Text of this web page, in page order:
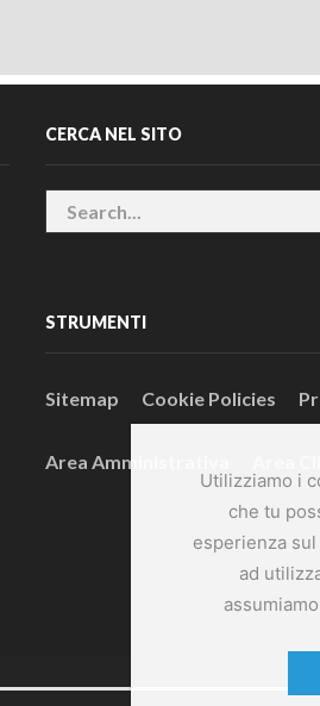
Utilizziamo i
che tu
esperienza
ad
CERCA NEL SITO
STRUMENTI
Sitemap Cookie Policies
Area Amministrativa